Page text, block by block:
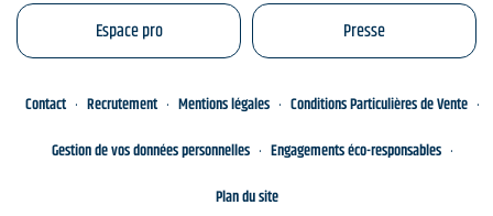
Espace pro Presse
Contact Recrutement Mentions légales
Conditions Particulières de Vente
Gestion de vos données personnelles
Engagements éco-responsables
Plan du site